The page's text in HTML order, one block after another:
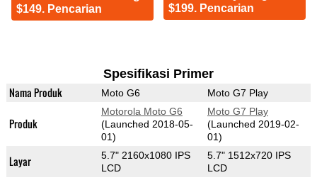
$149. Pencarian
$199. Pencarian
Spesifikasi Primer
Nama Produk Moto G6 Moto G7 Play
Produk
Motorola Moto G6
(Launched 2018-05-
01)
Moto G7 Play
(Launched 2019-02-
01)
Layar
5.7" 2160x1080 IPS
LCD
5.7" 1512x720 IPS
LCD